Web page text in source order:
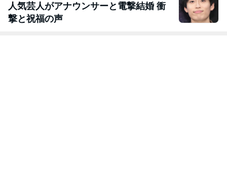
人気芸人がアナウンサーと電撃結婚 衝
撃と祝福の声